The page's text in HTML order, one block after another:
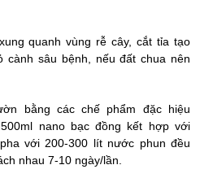
quanh vùng rễ cây, cắt tỉa tạo
cành sâu bệnh, nếu đất chua nên
bằng các chế phẩm đặc hiệu
nano bạc đồng kết hợp với
với 200-300 lít nước phun đều
nhau 7-10 ngày/lần.